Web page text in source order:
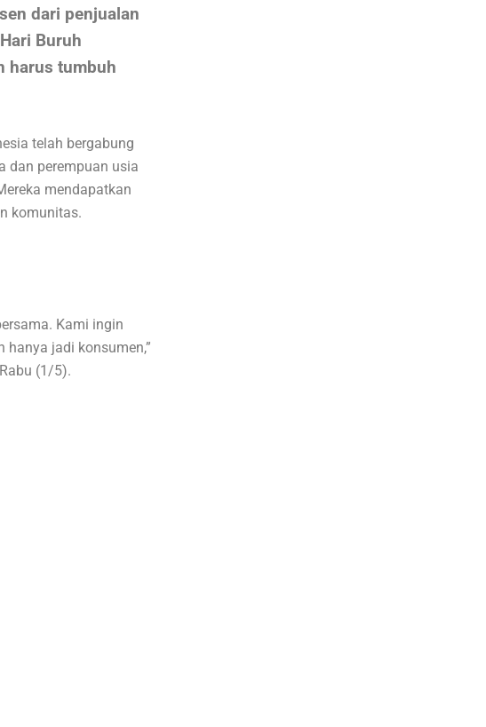
dari penjualan
Buruh
harus tumbuh
telah bergabung
dan perempuan usia
mendapatkan
komunitas.
Kami ingin
hanya jadi konsumen,”
(1/5).